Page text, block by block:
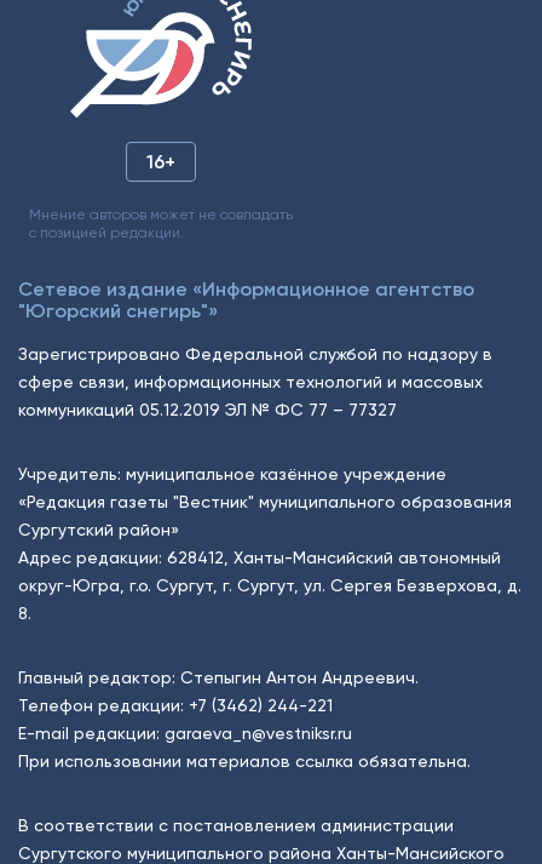
16+
Мнение авторов может не совпадать
с позицией редакции.
Сетевое издание «Информационное агентство
"Югорский снегирь"»
Зарегистрировано Федеральной службой по надзору в
сфере связи, информационных технологий и массовых
коммуникаций 05.12.2019 ЭЛ № ФС 77 – 77327
Учредитель: муниципальное казённое учреждение
«Редакция газеты "Вестник" муниципального образования
Сургутский район»
Адрес редакции: 628412, Ханты-Мансийский автономный
округ-Югра, г.о. Сургут, г. Сургут, ул. Сергея Безверхова, д.
8.
Главный редактор: Степыгин Антон Андреевич.
Телефон редакции: +7 (3462) 244-221
E-mail редакции: garaeva_n@vestniksr.ru
При использовании материалов ссылка обязательна.
В соответствии с постановлением администрации
Сургутского муниципального района Ханты-Мансийского